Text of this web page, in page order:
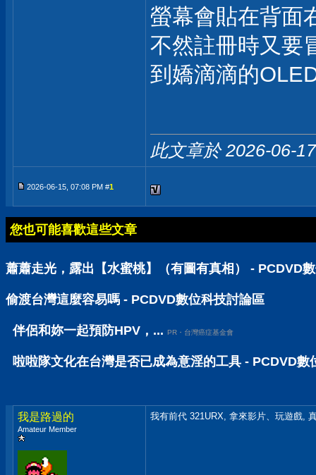
螢幕會貼在背面
不然註冊時又要
到嬌滴滴的
此文章於 2026-06-
2026-06-15, 07:08 PM #1
您也可能喜歡這些文章
蕭蕭走光，露出【水蜜桃】（有圖有真相） - PCDVD
偷渡台灣這麼容易嗎 - PCDVD數位科技討論區
伴侶和妳一起預防HPV，... PR・台灣癌症基金會
啦啦隊文化在台灣是否已成為意淫的工具 - PCDVD數
我是路過的
Amateur Member
我有前代 321URX, 拿來影片、玩遊戲,